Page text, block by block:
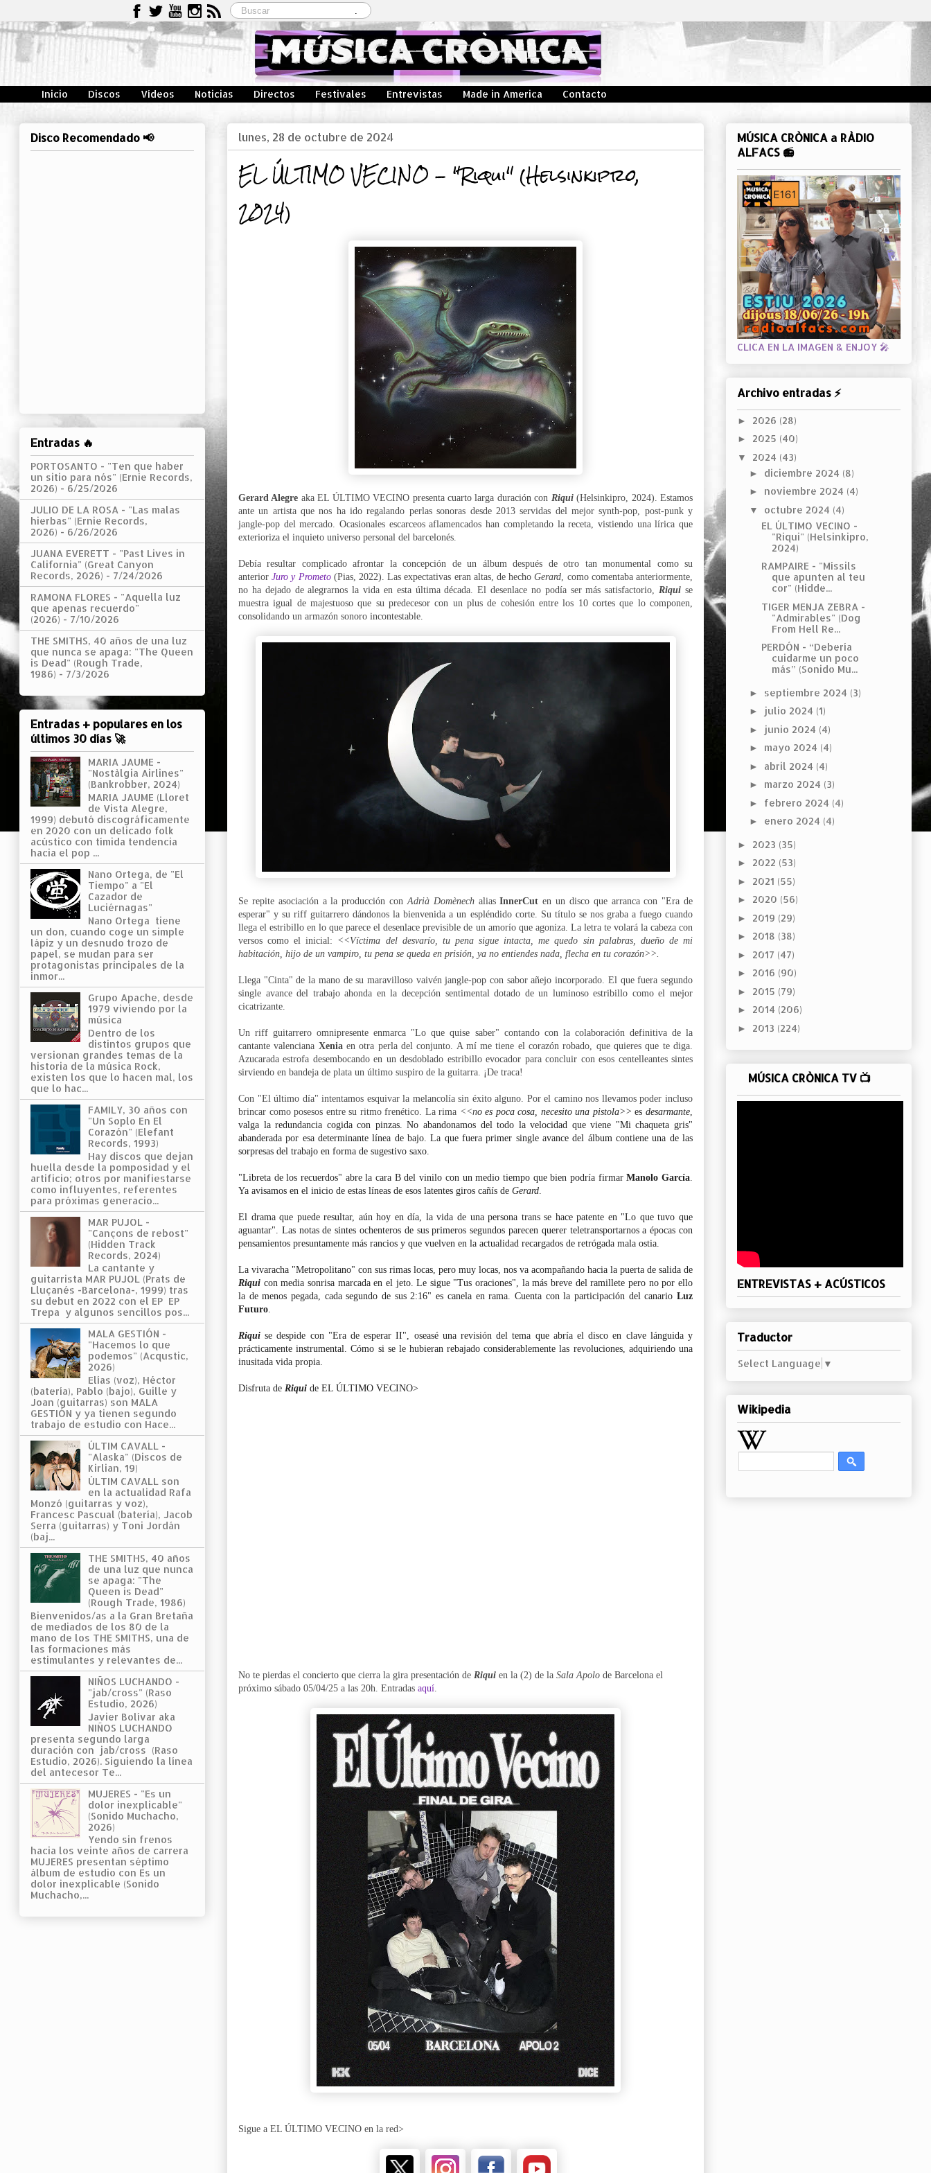
Inicio Discos Vídeos Noticias Directos Festivales Entrevistas Made in America Contacto
lunes, 28 de octubre de 2024
EL ÚLTIMO VECINO - "Riqui" (Helsinkipro,
2024)
Gerard Alegre aka EL ÚLTIMO VECINO presenta cuarto larga duración con Riqui(Helsinkipro, 2024). Estamos
ante un artista que nos ha ido regalando perlas sonoras desde 2013 servidas del mejor synth-pop, post-punk y
jangle-pop del mercado. Ocasionales escarceos aflamencados han completando la receta, vistiendo una lírica que
exterioriza el inquieto universo personal del barcelonés.
Debía resultar complicado afrontar la concepción de un álbum después de otro tan monumental como su
anteriorJuro y Prometo(Pias, 2022). Las expectativas eran altas, de hechoGerard , como comentaba anteriormente,
no ha dejado de alegrarnos la vida en esta última década. El desenlace no podía ser más satisfactorio, Riqui se
muestra igual de majestuoso que su predecesor con un plus de cohesión entre los 10 cortes que lo componen,
consolidando un armazón sonoro incontestable.
Se repite asociación a la producción con Adrià Domènech aliasInnerCut en un disco que arranca con "Era de
esperar" y su riff guitarrero dándonos la bienvenida a un espléndido corte. Su título se nos graba a fuego cuando
llega el estribillo en lo que parece el desenlace previsible de un amorío que agoniza. La letra te volará la cabeza con
versos como el inicial: <<Víctima del desvarío, tu pena sigue intacta, me quedo sin palabras, dueño de mi
habitación, hijo de un vampiro, tu pena se queda en prisión, ya no entiendes nada, flecha en tu corazón>>.
Llega "Cinta" de la mano de su maravilloso vaivén jangle-pop con sabor añejo incorporado. El que fuera segundo
single avance del trabajo ahonda en la decepción sentimental dotado de un luminoso estribillo como el mejor
cicatrizante.
Un riff guitarrero omnipresente enmarca "Lo que quise saber" contando con la colaboración definitiva de la
cantante valenciana Xeniaen otra perla del conjunto. A mí me tiene el corazón robado, que quieres que te diga.
Azucarada estrofa desembocando en un desdoblado estribillo evocador para concluir con esos centelleantes sintes
sirviendo en bandeja de plata un último suspiro de la guitarra. ¡De traca!
Con "El último día" intentamos esquivar la melancolía sin éxito alguno. Por el camino nos llevamos poder incluso
brincar como posesos entre su ritmo frenético. La rima <<no es poca cosa, necesito una pistola>> esdesarmante
valga la redundancia cogida con pinzas. No abandonamos del todo la velocidad que viene "Mi chaqueta gris"
abanderada por esa determinante línea de bajo. La que fuera primer single avance del álbum contiene una de las
sorpresas del trabajo en forma de sugestivo saxo.
"Libreta de los recuerdos" abre la cara B del vinilo con un medio tiempo que bien podría firmarManolo García
Ya avisamos en el inicio de estas líneas de esos latentes giros cañís de Gerard
El drama que puede resultar, aún hoy en día, la vida de una persona trans se hace patente en "Lo que tuvo que
aguantar". Las notas de sintes ochenteros de sus primeros segundos parecen querer teletransportarnos a épocas con
pensamientos presuntamente más rancios y que vuelven en la actualidad recargados de retrógada mala ostia.
La vivaracha "Metropolitano" con sus rimas locas, pero muy locas, nos va acompañando hacia la puerta de salida de
Riqui con media sonrisa marcada en el jeto. Le sigue "Tus oraciones", la más breve del ramillete pero no por ello
la de menos pegada, cada segundo de sus 2:16" es canela en rama. Cuenta con la participación del canario Luz
Futuro
Riqui se despide con "Era de esperar II", oseasé una revisión del tema que abría el disco en clave lánguida y
prácticamente instrumental. Cómo si se le hubieran rebajado considerablemente las revoluciones, adquiriendo una
inusitada vida propia.
Disfruta de Riqui de EL ÚLTIMO VECINO>
No te pierdas el concierto que cierra la gira presentación de Riqui en la (2) de la Sala Apolo de Barcelona el
próximo sábado 05/04/25 a las 20h. Entradas aquí
Sigue a EL ÚLTIMO VECINO en la red>
Disco Recomendado 📢
Entradas 🔥
PORTOSANTO - "Ten que haber
un sitio para nós" (Ernie Records,
2026) - 6/25/2026
JULIO DE LA ROSA - "Las malas
hierbas" (Ernie Records,
2026) - 6/26/2026
JUANA EVERETT - "Past Lives in
California" (Great Canyon
Records, 2026) - 7/24/2026
RAMONA FLORES - "Aquella luz
que apenas recuerdo"
(2026) - 7/10/2026
THE SMITHS, 40 años de una luz
que nunca se apaga: "The Queen
is Dead" (Rough Trade,
1986) - 7/3/2026
Entradas + populares en los
últimos 30 días 🚀
MARIA JAUME -
"Nostàlgia Airlines"
(Bankrobber, 2024)
MARIA JAUME (Lloret
de Vista Alegre,
1999) debutó discográficamente
en 2020 con un delicado folk
acústico con tímida tendencia
hacia el pop ...
Nano Ortega, de "El
Tiempo" a "El
Cazador de
Luciérnagas"
Nano Ortega tiene
un don, cuando coge un simple
lápiz y un desnudo trozo de
papel, se mudan para ser
protagonistas principales de la
inmor...
Grupo Apache, desde
1979 viviendo por la
música
Dentro de los
distintos grupos que
versionan grandes temas de la
historia de la música Rock,
existen los que lo hacen mal, los
que lo hac...
FAMILY, 30 años con
"Un Soplo En El
Corazón" (Elefant
Records, 1993)
Hay discos que dejan
huella desde la pomposidad y el
artificio; otros por manifiestarse
como influyentes, referentes
para próximas generacio...
MAR PUJOL -
"Cançons de rebost"
(Hidden Track
Records, 2024)
La cantante y
guitarrista MAR PUJOL (Prats de
Lluçanés -Barcelona-, 1999) tras
su debut en 2022 con el EP EP
Trepa y algunos sencillos pos...
MALA GESTIÓN -
"Hacemos lo que
podemos" (Acqustic,
2026)
Elías (voz), Héctor
(batería), Pablo (bajo), Guille y
Joan (guitarras) son MALA
GESTIÓN y ya tienen segundo
trabajo de estudio con Hace...
ÚLTIM CAVALL -
"Alaska" (Discos de
Kirlian, 19)
ÚLTIM CAVALL son
en la actualidad Rafa
Monzó (guitarras y voz),
Francesc Pascual (batería), Jacob
Serra (guitarras) y Toni Jordán
(baj...
THE SMITHS, 40 años
de una luz que nunca
se apaga: "The
Queen is Dead"
(Rough Trade, 1986)
Bienvenidos/as a la Gran Bretaña
de mediados de los 80 de la
mano de los THE SMITHS, una de
las formaciones más
estimulantes y relevantes de...
NIÑOS LUCHANDO -
"jab/cross" (Raso
Estudio, 2026)
Javier Bolívar aka
NIÑOS LUCHANDO
presenta segundo larga
duración con jab/cross (Raso
Estudio, 2026). Siguiendo la línea
del antecesor Te...
MUJERES - "Es un
dolor inexplicable"
(Sonido Muchacho,
2026)
Yendo sin frenos
hacia los veinte años de carrera
MUJERES presentan séptimo
álbum de estudio con Es un
dolor inexplicable (Sonido
Muchacho,...
MÚSICA CRÒNICA a RÀDIO
ALFACS 📻
CLICA EN LA IMAGEN & ENJOY 🎤
Archivo entradas ⚡
► 2026 (28)
► 2025 (40)
▼ 2024 (43)
► diciembre 2024 (8)
► noviembre 2024 (4)
▼ octubre 2024 (4)
EL ÚLTIMO VECINO -
"Riqui" (Helsinkipro,
2024)
RAMPAIRE - "Míssils
que apunten al teu
cor" (Hidde...
TIGER MENJA ZEBRA -
"Admirables" (Dog
From Hell Re...
PERDÓN - “Debería
cuidarme un poco
más” (Sonido Mu...
► septiembre 2024 (3)
► julio 2024 (1)
► junio 2024 (4)
► mayo 2024 (4)
► abril 2024 (4)
► marzo 2024 (3)
► febrero 2024 (4)
► enero 2024 (4)
► 2023 (35)
► 2022 (53)
► 2021 (55)
► 2020 (56)
► 2019 (29)
► 2018 (38)
► 2017 (47)
► 2016 (90)
► 2015 (79)
► 2014 (206)
► 2013 (224)
MÚSICA CRÒNICA TV 📺
ENTREVISTAS + ACÚSTICOS
Traductor
Select Language ▼
Wikipedia